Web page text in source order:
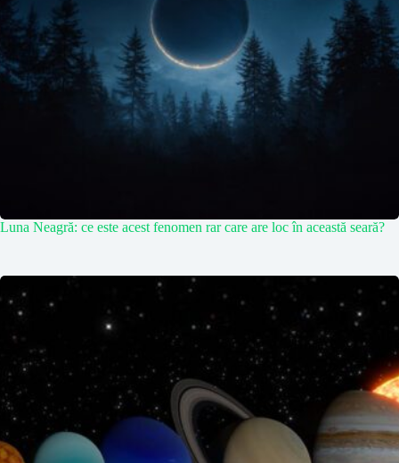
Luna Neagră: ce este acest fenomen rar care are loc în această seară?